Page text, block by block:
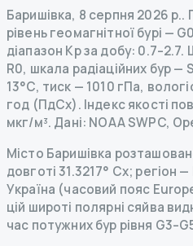
Баришівка, 8 серпня 2026 р..
рівень геомагнітної бурі — G0
діапазон Kp за добу: 0.7–2.7.
R0, шкала радіаційних бур— S
13°C, тиск — 1010 гПа,
год (ПдСх). Індекс якості
мкг/м³. Дані: NOAA SWPC,
Місто Баришівка
довготі 31.3217° Сх; регіон
Україна (часовий пояс
цій широті полярні сяйва
час потужних бур рівня